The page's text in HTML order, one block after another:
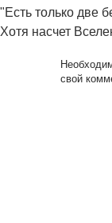
"Есть только две
Хотя насчет
свой